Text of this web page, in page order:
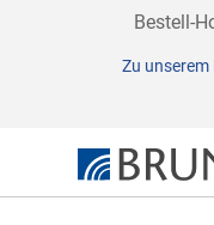
Bestell-
Zu unserem